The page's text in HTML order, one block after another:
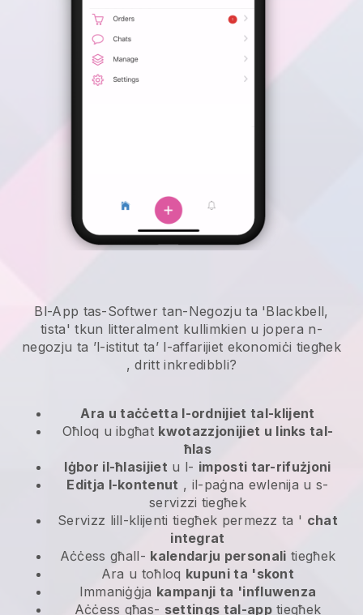
Bl-App tas-Softwer tan-Negozju ta 'Blackbell,
tista' tkun litteralment kullimkien ujopera n-
negozju ta ’l-istitut ta’ l-affarijiet ekonomiċi tiegħek
, dritt inkredibbli?
Ara u taċċetta l-ordnijiet tal-klijent
Oħloq u ibgħat kwotazzjonijiet u links tal-
ħlas
Iġbor il-ħlasijiet u l- imposti tar-rifużjoni
Editja l-kontenut , il-paġna ewlenija u s-
servizzi tiegħek
Servizz lill-klijenti tiegħek permezz ta ' chat
integrat
Aċċess għall- kalendarju personali tiegħek
Ara u toħloq kupuni ta 'skont
Immaniġġja kampanji ta 'influwenza
Aċċess għas- settings tal-apptiegħek